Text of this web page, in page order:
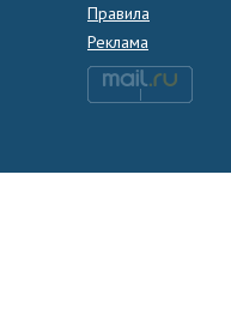
Правила
Реклама